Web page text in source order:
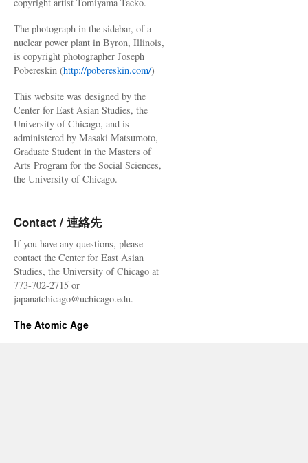
The photograph in the sidebar, of a
nuclear power plant in Byron, Illinois,
is copyright photographer Joseph
Pobereskin (http://pobereskin.com/)
This website was designed by the
Center for East Asian Studies, the
University of Chicago, and is
administered by Masaki Matsumoto,
Graduate Student in the Masters of
Arts Program for the Social Sciences,
the University of Chicago.
Contact / 連絡先
If you have any questions, please
contact the Center for East Asian
Studies, the University of Chicago at
773-702-2715 or
japanatchicago@uchicago.edu.
The Atomic Age